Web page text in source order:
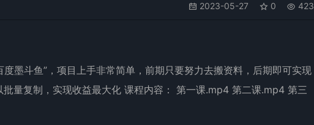
2023-05-27 0 423
墨斗鱼”，项目上手非常简单，前期只要努力去搬资料，后期即可实现
量复制，实现收益最大化 课程内容： 第一课.mp4 第二课.mp4 第三